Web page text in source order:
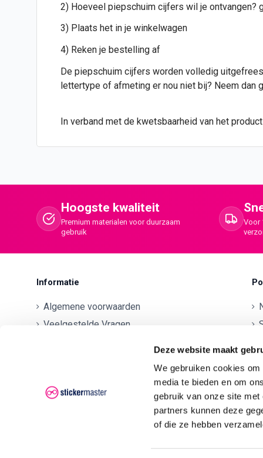
Deze website maakt
We gebruiken cookies
media te bieden en om
gebruik van onze site
partners kunnen deze
of die ze hebben
2) Hoeveel piepschuim cijfers wil je ontvangen?
3) Plaats het in je winkelwagen
4) Reken je bestelling af
De piepschuim cijfers worden volledig
lettertype of afmeting er nou niet bij? Neem dan
In verband met de kwetsbaarheid van het
Hoogste kwaliteit
Premium materialen voor duurzaam
gebruik
Voor
Informatie
Algemene voorwaarden
Veelgestelde Vragen
Klachten
Privacyverklaring AVG/GDPR